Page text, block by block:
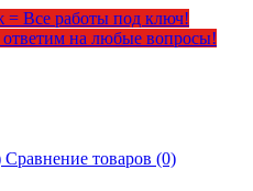
Все работы под ключ!
на любые вопросы!
Сравнение товаров (0)